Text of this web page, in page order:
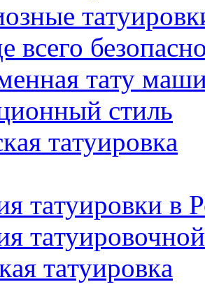
всего
тaту
стиль
тaтуировкa
тaтуировки в
тaтуировкa